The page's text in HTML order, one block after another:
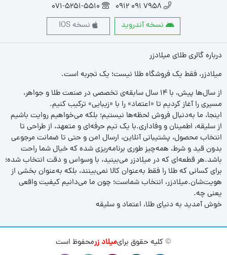
7958 091 0912
071-5251-5510
نسخه آندروید
نسخه IOS
درباره گالری طلای میلادزر
میلادزر، فقط یک فروشگاه طلا نیست؛ یک تجربه‌ است.
از سال‌ها پیش، با ۱۴ سال سابقه‌ی تخصصی در صنعت طلا و جواهر،
مسیری را آغاز کردیم تا «اعتماد» را با «زیبایی» ترکیب کنیم.
اینجا، ما به‌دنبال فروش لحظه‌ها نیستیم؛ بلکه می‌خواهیم روایت باشیم
از سلیقه، اطمینان و وفاداری.با یک تیم حرفه‌ای و متعهد، از طراحی تا
انتخاب محصول، پشتیبانی آنلاین، ارسال امن و حتی تا ضمانت مرجوعی
بدون قید و شرط، همه‌چیز طوری برنامه‌ریزی شده که خیال شما راحت
باشد.هر قطعه‌ای که در میلادزر می‌بینید، با وسواس و دقت انتخاب شده؛
برای کسانی که طلا را فقط به‌عنوان کالا نمی‌بینند، بلکه به‌عنوان بخشی از
هویت‌شان.میلادزر، انتخاب شماست؛ چون ما می‌دانیم کیفیت واقعی
یعنی چه.
خوش آمدید به دنیای طلا، اعتماد و سلیقه
© کلیه حقوق برایمیلاد زرمحفوظ است